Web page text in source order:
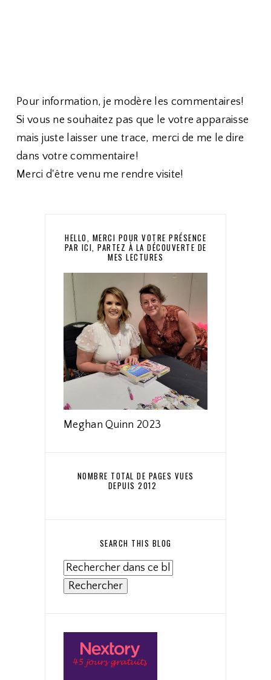
Pour information, je modère les commentaires!
Si vous ne souhaitez pas que le votre apparaisse
mais juste laisser une trace, merci de me le dire
dans votre commentaire!
Merci d'être venu me rendre visite!
HELLO, MERCI POUR VOTRE PRÉSENCE
PAR ICI, PARTEZ À LA DÉCOUVERTE DE
MES LECTURES
Meghan Quinn 2023
NOMBRE TOTAL DE PAGES VUES
DEPUIS 2012
SEARCH THIS BLOG